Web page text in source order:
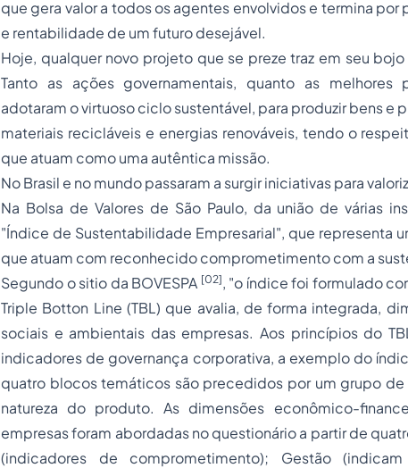
que gera valor a todos os agentes envolvidos e termina por
e rentabilidade de um futuro desejável.
Hoje, qualquer novo projeto que se preze traz em seu
Tanto as ações governamentais, quanto as melhores
adotaram o virtuoso ciclo sustentável, para produzir bens e
materiais recicláveis e energias renováveis, tendo o
que atuam como uma autêntica missão.
No Brasil e no mundo passaram a surgir iniciativas para
Na Bolsa de Valores de São Paulo, da união de várias
"Índice de Sustentabilidade Empresarial", que representa
que atuam com reconhecido comprometimento com a
Segundo o sitio da BOVESPA [02], "o índice foi formulado
Triple Botton Line (TBL) que avalia, de forma integrada,
sociais e ambientais das empresas. Aos princípios do
indicadores de governança corporativa, a exemplo do
quatro blocos temáticos são precedidos por um grupo
natureza do produto. As dimensões econômico-
empresas foram abordadas no questionário a partir de
(indicadores de comprometimento); Gestão